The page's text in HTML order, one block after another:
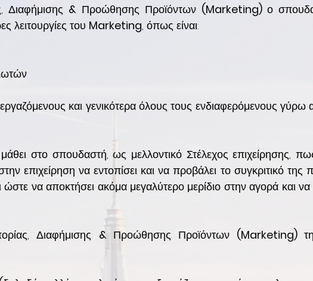
Διαφήμισης & Προώθησης Προϊόντων (Marketing)ο
λειτουργίες του Marketing, όπως είναι:
και γενικότερα όλους τους ενδιαφερόμενους
μάθει στο σπουδαστή, ως μελλοντικό Στέλεχος επιχείρησης,
επιχείρηση να εντοπίσει και να προβάλει το συγκριτικό της
να αποκτήσει ακόμα μεγαλύτερο μερίδιο στην αγορά και να
Διαφήμισης & Προώθησης Προϊόντων (Marketing)